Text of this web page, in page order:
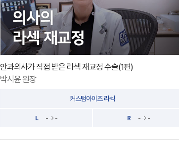
안과의사가 직접 받은 라섹 재교정 수술(1편)
박시윤 원장
커스텀아이즈 라섹
L - → - R - → -